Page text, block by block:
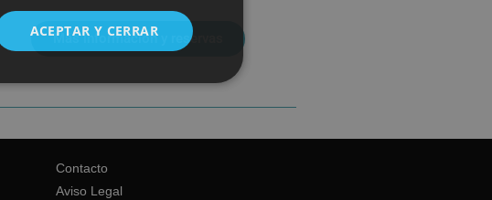
Más información y reservas
Contacto
Aviso Legal
ENGLISH
ACEPTAR Y CERRAR